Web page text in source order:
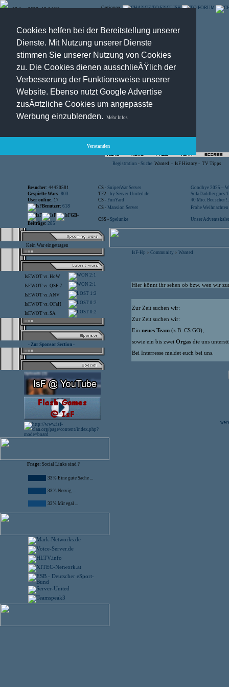
Cookies helfen bei der Bereitstellung unserer
Dienste. Mit Nutzung unserer Dienste
stimmen Sie unserer Nutzung von Cookies
zu. Die Cookies dienen ausschlieÃŸlich der
Verbesserung der Funktionsweise unserer
Website. Ebenso nutzt Google Advertise
zusÃ¤tzliche Cookies um angepasste
Werbung einzublenden.
Mehr Infos
Verstanden
06.Aug.2026 , 12:04 Uhr Optionen:
Registration - Suche Wanted - IsF History - TV Tipps
Besucher: 44420581 CS - SniperWar Server
Goodbye 2025 –
Gespielte Wars: 803 TF2 - by Server-United.de
SofaDaddler goes
User online: 17 CS - FunYard
40 Mio. Beuscher
Benutzer: 618 CS - Mansion Server
Frohe
GB-
Beiträge: 285
CSS - Spelunke Unser
Kein War eingetragen
IsF.WOT vs. HoW 2:1
IsF.WOT vs. QSF-7 2:1
IsF.WOT vs.ANV 1:2
IsF.WOT vs. OFaH 0:2
IsF.WOT vs. SA 0:2
- Zur Sponsor Section -
Frage: Social Links sind ?
33% Eine gute Sache ...
33% Nervig ...
33% Mir egal ...
IsF-Hp > Community > Wanted
Hier könnt ihr sehen ob bzw. wen wir
Zur Zeit suchen wir:
Zur Zeit suchen wir:
Ein neues Team (z.B. CS:GO),
sowie ein bis zwei Orgas die uns
Bei Interresse meldet euch bei uns.